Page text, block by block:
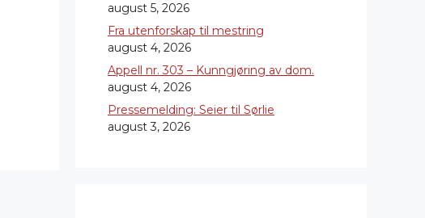
august 5, 2026
Fra utenforskap til mestring
august 4, 2026
Appell nr. 303 – Kunngjøring av dom.
august 4, 2026
Pressemelding: Seier til Sørlie
august 3, 2026